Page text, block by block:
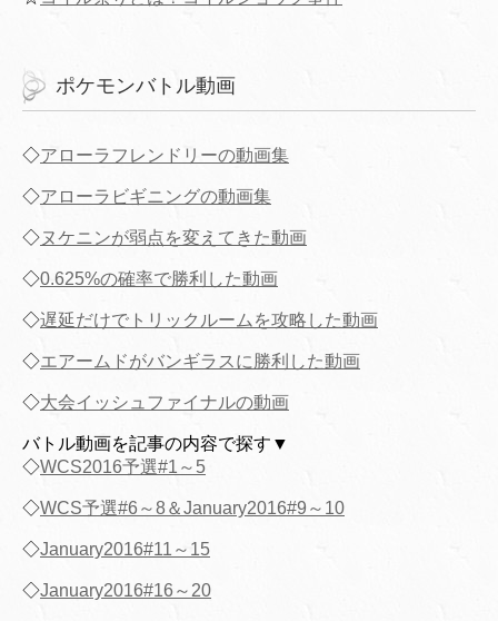
ポケモンバトル動画
◇アローラフレンドリーの動画集
◇アローラビギニングの動画集
◇ヌケニンが弱点を変えてきた動画
◇0.625%の確率で勝利した動画
◇遅延だけでトリックルームを攻略した動画
◇エアームドがバンギラスに勝利した動画
◇大会イッシュファイナルの動画
バトル動画を記事の内容で探す▼
◇WCS2016予選#1～5
◇WCS予選#6～8＆January2016#9～10
◇January2016#11～15
◇January2016#16～20